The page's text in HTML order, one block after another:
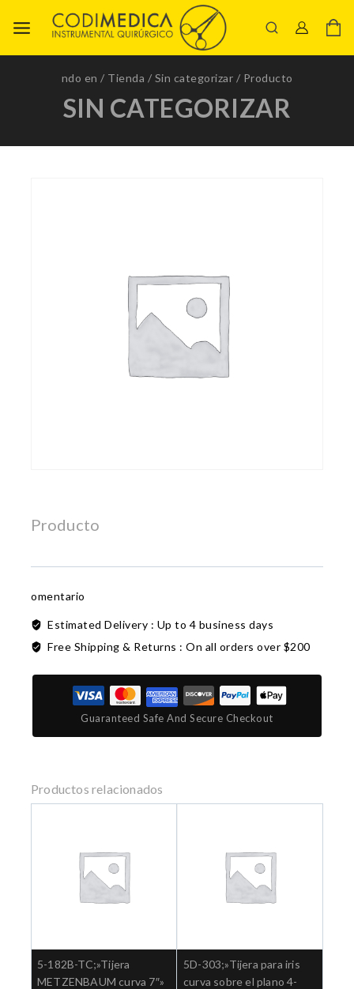
ndo en / Tienda / Sin categorizar / Producto
SIN CATEGORIZAR
Producto
omentario
Estimated Delivery : Up to 4 business days
Free Shipping & Returns : On all orders over $200
Guaranteed Safe And Secure Checkout
Productos relacionados
5-182B-TC;»Tijera
METZENBAUM curva 7″»
5D-303;»Tijera para iris
curva sobre el plano 4-